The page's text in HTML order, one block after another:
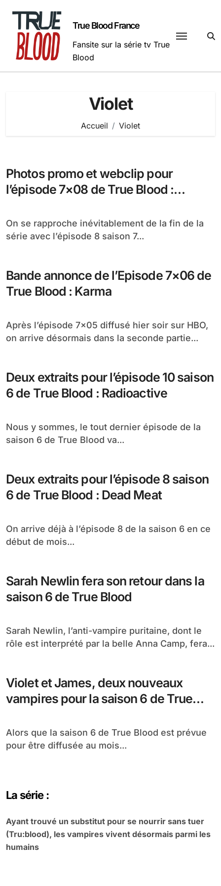
contenu
True Blood France
Fansite sur la série tv True
Blood
Violet
Accueil Violet
Photos promo et webclip pour
l’épisode 7×08 de True Blood :
On se rapproche inévitablement de la fin de la
série avec l’épisode 8 saison 7...
Bande annonce de l’Episode 7×06 de
True Blood : Karma
Après l’épisode 7×05 diffusé hier soir sur HBO,
on arrive désormais dans la seconde partie...
Deux extraits pour l’épisode 10 saison
6 de True Blood : Radioactive
Nous y sommes, le tout dernier épisode de la
saison 6 de True Blood va...
Deux extraits pour l’épisode 8 saison
6 de True Blood : Dead Meat
On arrive déjà à l’épisode 8 de la saison 6 en ce
début de mois...
Sarah Newlin fera son retour dans la
saison 6 de True Blood
Sarah Newlin, l’anti-vampire puritaine, dont le
rôle est interprété par la belle Anna Camp, fera...
Violet et James, deux nouveaux
vampires pour la saison 6 de True
Alors que la saison 6 de True Blood est prévue
pour être diffusée au mois...
La série :
Ayant trouvé un substitut pour se nourrir sans tuer
(Tru:blood), les vampires vivent désormais parmi les
humains